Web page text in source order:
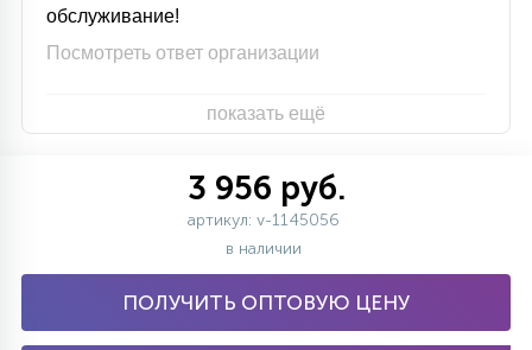
обслуживание!
Посмотреть ответ организации
показать ещё
3 956 руб.
артикул: v-1145056
в наличии
ПОЛУЧИТЬ ОПТОВУЮ ЦЕНУ